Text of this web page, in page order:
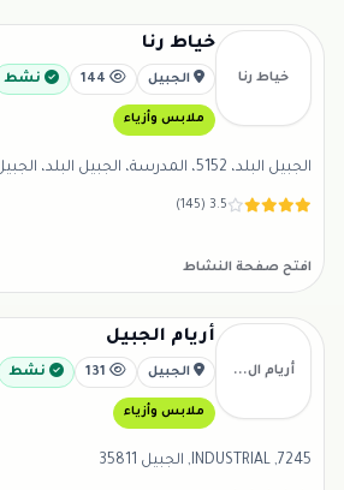
خياط رنا
خياط رنا
الجبيل نشط
ملابس وأزياء
الجبيل البلد، 5152، المدرسة، الجبيل البلد، الجبيل 35514
3.5 (145)
افتح صفحة النشاط
أريام ال...
أريام الجبيل
الجبيل نشط
ملابس وأزياء
7245, INDUSTRIAL, الجبيل 35811